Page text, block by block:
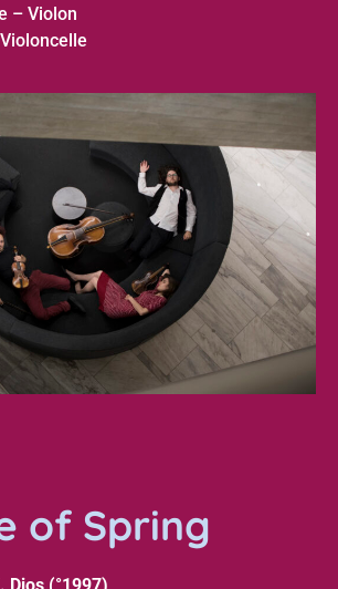
– Violon
of Spring
Dios (°1997)